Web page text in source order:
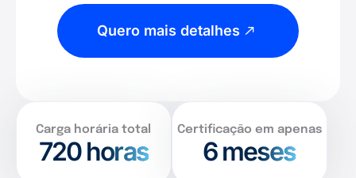
Quero mais detalhes
Carga horária total
720horas
Certificação em apenas
6 meses